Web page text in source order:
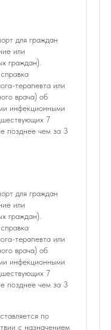
для граждан
или
граждан).
терапевта или
врача) об
инфекционными
7
позднее чем за 3
для граждан
или
граждан).
терапевта или
врача) об
инфекционными
7
позднее чем за 3
по
с назначением